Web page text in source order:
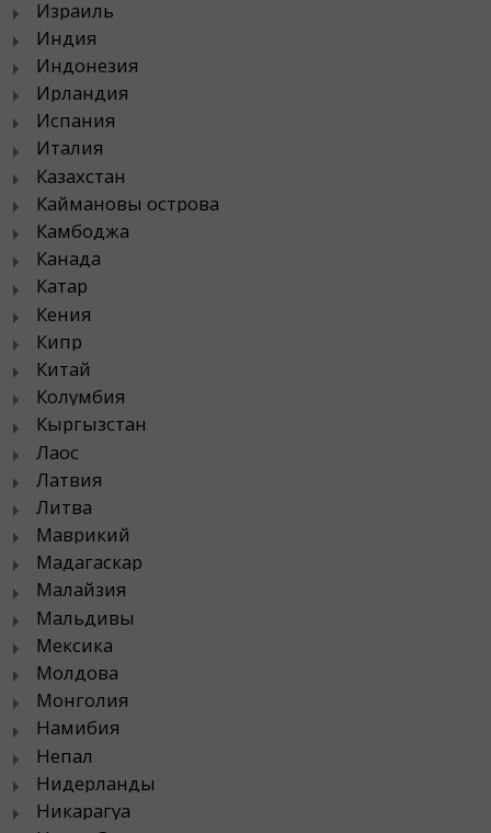
Израиль
Индия
Индонезия
Ирландия
Испания
Италия
Казахстан
Каймановы острова
Камбоджа
Канада
Катар
Кения
Кипр
Китай
Колумбия
Кыргызстан
Лаос
Латвия
Литва
Маврикий
Мадагаскар
Малайзия
Мальдивы
Мексика
Молдова
Монголия
Намибия
Непал
Нидерланды
Никарагуа